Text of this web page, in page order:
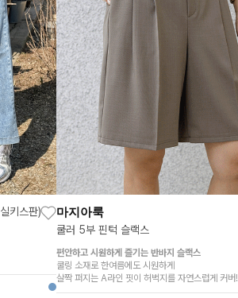
키스판) 마지아룩
쿨러 5부 핀턱 슬랙스
편안하고 시원하게 즐기는 반바지 슬랙스
쿨링 소재로 한여름에도 시원하게
살짝 퍼지는 A라인 핏이 허벅지를 자연스럽게 커버!
무릎 위 5부 기장으로 출근룩부터 데일리룩까지~